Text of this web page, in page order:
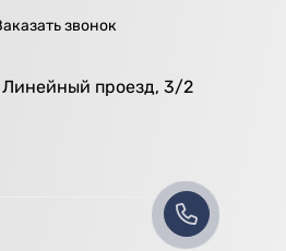
звонок
проезд, 3/2